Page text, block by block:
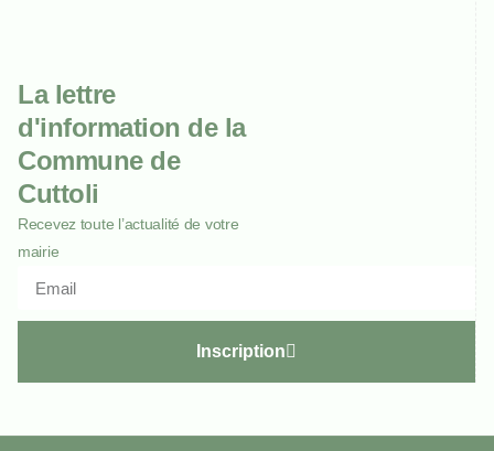
La lettre
d'information de la
Commune de
Cuttoli
Recevez toute l’actualité de votre
mairie
Inscription